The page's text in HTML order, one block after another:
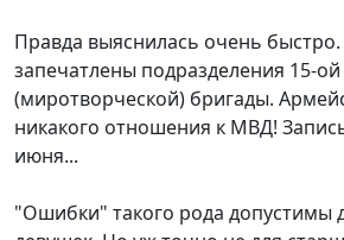
Правда выяснилась очень
запечатлены подразделения 15-
(миротворческой) бригады.
никакого отношения к МВД!
июня...
"Ошибки" такого рода допустимы